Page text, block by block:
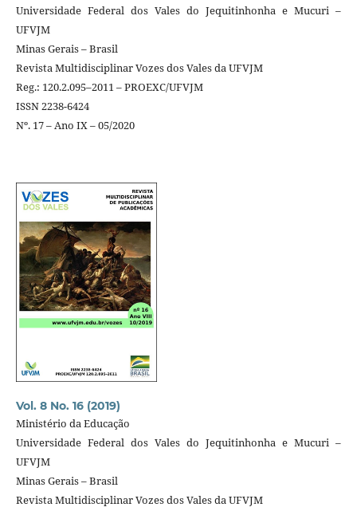
Universidade Federal dos Vales do Jequitinhonha e Mucuri –
UFVJM
Minas Gerais – Brasil
Revista Multidisciplinar Vozes dos Vales da UFVJM
Reg.: 120.2.095–2011 – PROEXC/UFVJM
ISSN 2238-6424
Nº. 17 – Ano IX – 05/2020
Vol. 8 No. 16 (2019)
Ministério da Educação
Universidade Federal dos Vales do Jequitinhonha e Mucuri –
UFVJM
Minas Gerais – Brasil
Revista Multidisciplinar Vozes dos Vales da UFVJM